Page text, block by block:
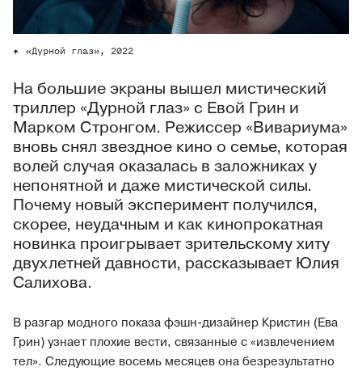
«Дурной глаз», 2022
На большие экраны вышел мистический
триллер «Дурной глаз» с Евой Грин и
Марком Стронгом. Режиссер «Вивариума»
вновь снял звездное кино о семье, которая
волей случая оказалась в заложниках у
непонятной и даже мистической силы.
Почему новый эксперимент получился,
скорее, неудачным и как кинопрокатная
новинка проигрывает зрительскому хиту
двухлетней давности, рассказывает Юлия
Салихова.
В разгар модного показа фэшн-дизайнер Кристин (Ева
Грин) узнает плохие вести, связанные с «извлечением
тел». Следующие восемь месяцев она безрезультатно